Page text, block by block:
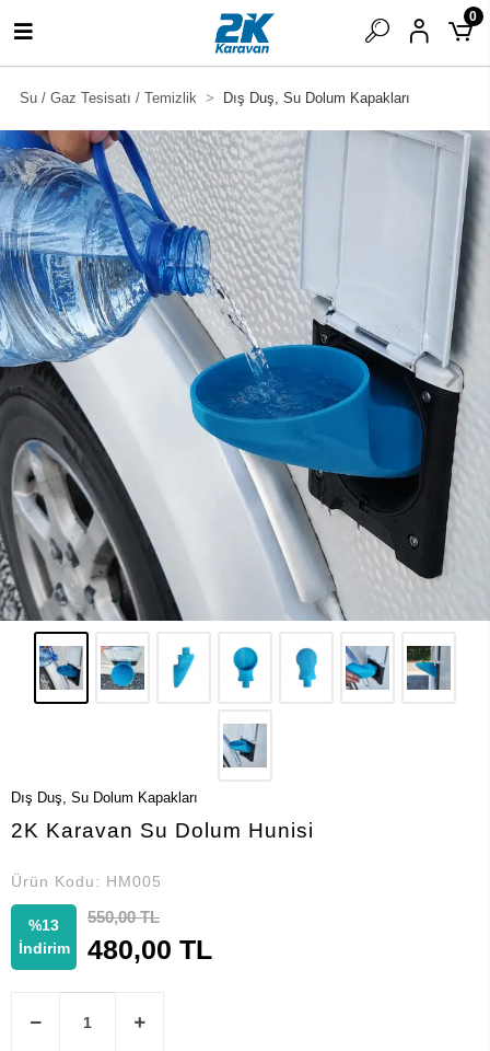
0
Su / Gaz Tesisatı / Temizlik Dış Duş, Su Dolum Kapakları
Dış Duş, Su Dolum Kapakları
2K Karavan Su Dolum Hunisi
Ürün Kodu: HM005
%13
İndirim
550,00 TL
480,00 TL